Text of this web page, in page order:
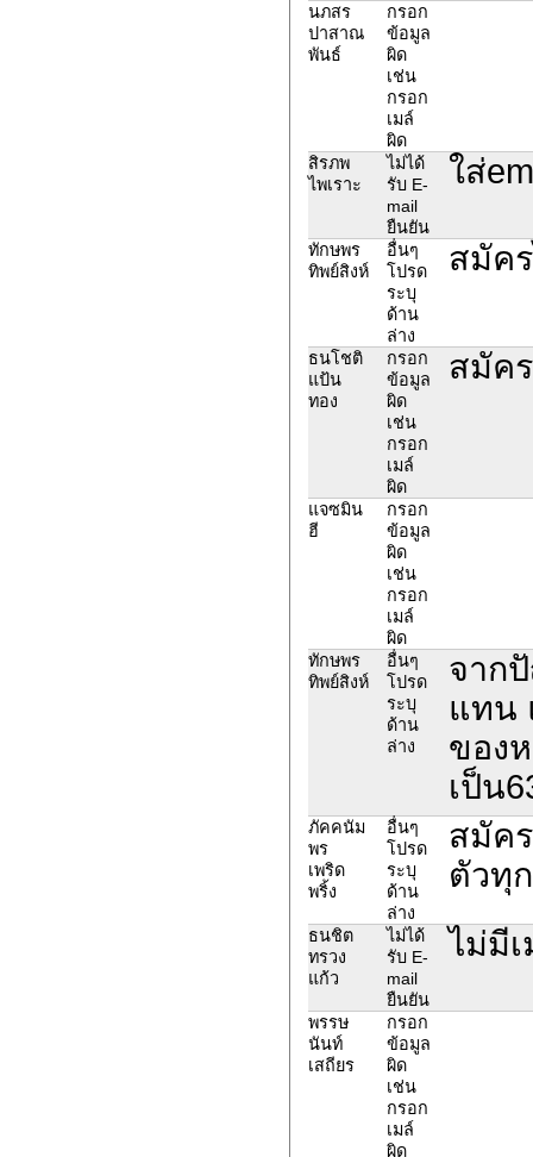
นภสร
ปาสาณ
พันธ์
กรอก
ข้อมูล
ผิด
เช่น
กรอก
เมล์
ผิด
สิรภพ
ไพเราะ
ไม่ได้
รับ E-
mail
ยืนยัน
ใส่
ทักษพร
ทิพย์สิงห์
อื่นๆ
โปรด
ระบุ
ด้าน
ล่าง
สมัค
ธนโชติ
แป้น
ทอง
กรอก
ข้อมูล
ผิด
เช่น
กรอก
เมล์
ผิด
สมัค
แจซมิน
ฮี
กรอก
ข้อมูล
ผิด
เช่น
กรอก
เมล์
ผิด
ทักษพร
ทิพย์สิงห์
อื่นๆ
โปรด
ระบุ
ด้าน
ล่าง
จาก
แทน
ของ
เป็น
ภัคคนัม
พร
เพริด
พริ้ง
อื่นๆ
โปรด
ระบุ
ด้าน
ล่าง
สมัค
ตัวทุ
ธนชิต
ทรวง
แก้ว
ไม่ได้
รับ E-
mail
ยืนยัน
ไม่มี
พรรษ
นันท์
เสถียร
กรอก
ข้อมูล
ผิด
เช่น
กรอก
เมล์
ผิด